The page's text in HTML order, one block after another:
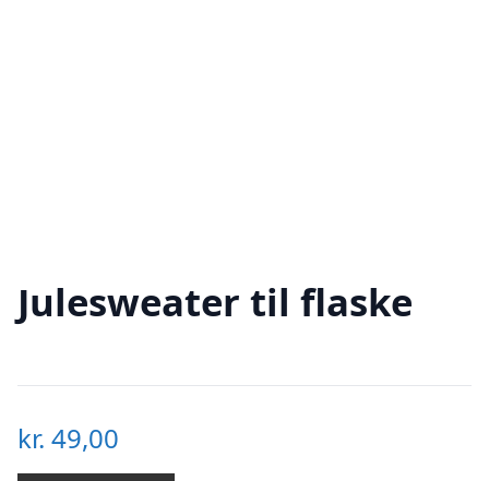
Julesweater til flaske
kr. 49,00